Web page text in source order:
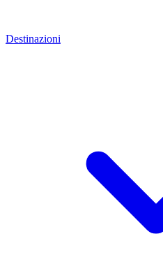
Destinazioni